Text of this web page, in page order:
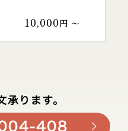
10,000円 〜